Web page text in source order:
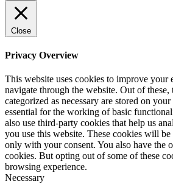
Close
Privacy Overview
This website uses cookies to improve your
navigate through the website. Out of these,
categorized as necessary are stored on
essential for the working of basic
also use third-party cookies that help us
you use this website. These cookies will
only with your consent. You also have the
cookies. But opting out of some of these
browsing experience.
Necessary